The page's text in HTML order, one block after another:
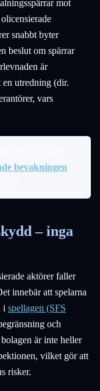
mot
snabbt byter
beslut om spärrar
är
utredning (dir.
vars
bevakningen
– inga
aktörer faller
innebär att spelarna
i spellagen (SFS
och
är inte heller
vilket gör att
risker.